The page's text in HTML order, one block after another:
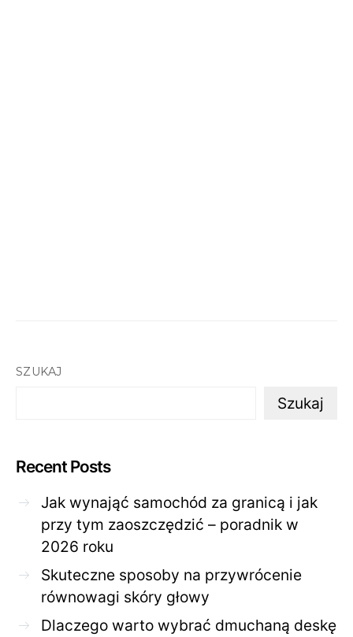
SZUKAJ
Szukaj
Recent Posts
Jak wynająć samochód za granicą i jak
przy tym zaoszczędzić – poradnik w
2026 roku
Skuteczne sposoby na przywrócenie
równowagi skóry głowy
Dlaczego warto wybrać dmuchaną deskę